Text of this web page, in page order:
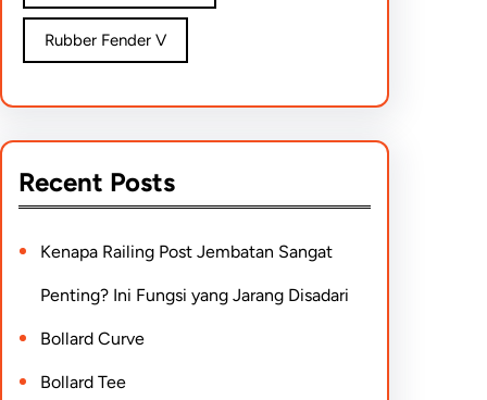
Rubber Fender V
Recent Posts
Kenapa Railing Post Jembatan Sangat
Penting? Ini Fungsi yang Jarang Disadari
Bollard Curve
Bollard Tee